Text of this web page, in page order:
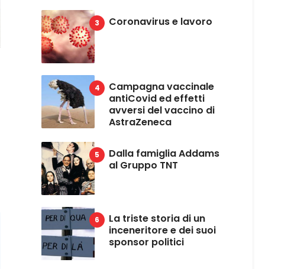
Coronavirus e lavoro
Campagna vaccinale
antiCovid ed effetti
avversi del vaccino di
AstraZeneca
Dalla famiglia Addams
al Gruppo TNT
La triste storia di un
inceneritore e dei suoi
sponsor politici